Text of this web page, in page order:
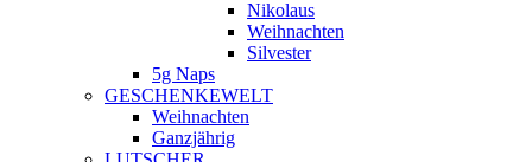
Nikolaus
Weihnachten
Silvester
5g Naps
GESCHENKEWELT
Weihnachten
Ganzjährig